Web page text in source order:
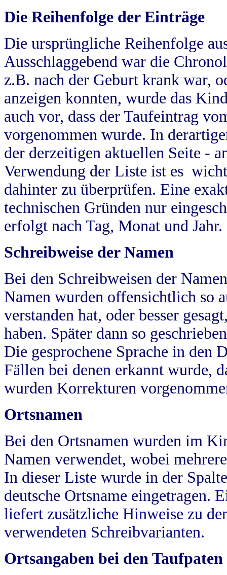
Die Reihenfolge der Einträge
Die ursprüngliche Reihenfolge
Ausschlaggebend war die
z.B. nach der Geburt krank war,
anzeigen konnten, wurde das
auch vor, dass der Taufeintrag
vorgenommen wurde. In
der derzeitigen aktuellen Seite -
Verwendung der Liste ist es
dahinter zu überprüfen. Eine
technischen Gründen nur
erfolgt nach Tag, Monat und Jahr.
Schreibweise der Namen
Bei den Schreibweisen der
Namen wurden offensichtlich so
verstanden hat, oder besser
haben. Später dann so
Die gesprochene Sprache in
Fällen bei denen erkannt wurde,
wurden Korrekturen
Ortsnamen
Bei den Ortsnamen wurden im
Namen verwendet, wobei
In dieser Liste wurde in der
deutsche Ortsname eingetragen.
liefert zusätzliche Hinweise zu
verwendeten Schreibvarianten.
Ortsangaben bei den Taufpaten